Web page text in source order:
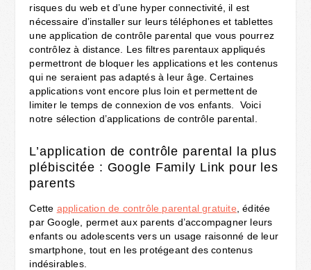
risques du web et d’une hyper connectivité, il est
nécessaire d’installer sur leurs téléphones et tablettes
une application de contrôle parental que vous pourrez
contrôlez à distance. Les filtres parentaux appliqués
permettront de bloquer les applications et les contenus
qui ne seraient pas adaptés à leur âge. Certaines
applications vont encore plus loin et permettent de
limiter le temps de connexion de vos enfants. Voici
notre sélection d’applications de contrôle parental.
L’application de contrôle parental la plus
plébiscitée : Google Family Link pour les
parents
Cette application de contrôle parental gratuite , éditée
par Google, permet aux parents d’accompagner leurs
enfants ou adolescents vers un usage raisonné de leur
smartphone, tout en les protégeant des contenus
indésirables.